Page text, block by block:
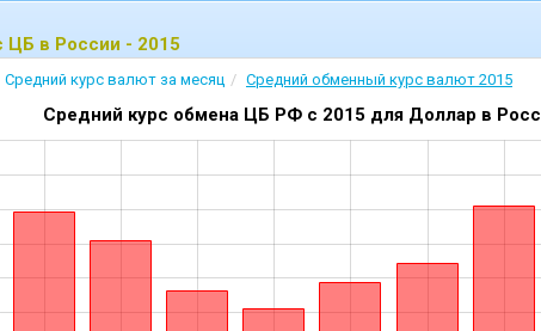
ЦБ в России - 2015
Cредний курс валют за месяц Cредний обменный курс валют 2015
Средний курс обмена ЦБ РФ c 2015 для Доллар в